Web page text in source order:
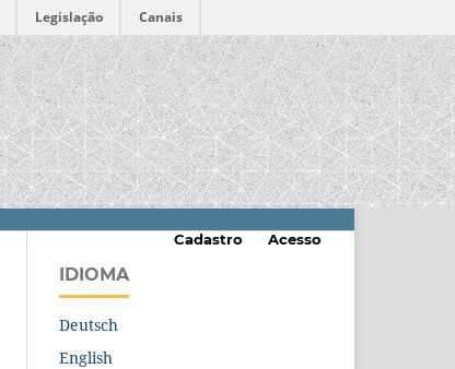
Legislação Canais
Cadastro Acesso
IDIOMA
Deutsch
English